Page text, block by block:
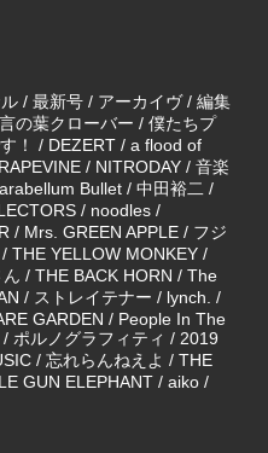
/ 最新号 / アーカイヴ/ 編集
言の葉クローバー / 僕たちプ
！
/ DEZERT / a flood of
/ NITRODAY / 音楽
Bullet / 中田裕二 /
/ noodles /
/ Mrs. GREEN APPLE / フジ
/ THE YELLOW MONKEY /
/ THE BACK HORN / The
/ ストレイテナー / lynch. /
GARDEN / People In The
/ ポルノグラフィティ / 2019
/ 忘れらんねえよ / THE
GUN ELEPHANT / aiko /